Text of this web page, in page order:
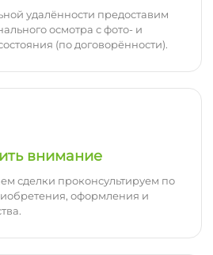
удалённости предоставим
осмотра с фото- и
(по договорённости).
внимание
сделки проконсультируем по
оформления и